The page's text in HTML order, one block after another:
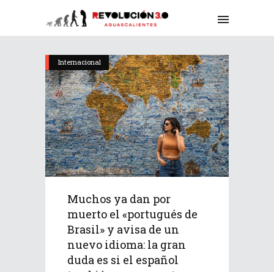
Internacional
Muchos ya dan por
muerto el «portugués de
Brasil» y avisa de un
nuevo idioma: la gran
duda es si el español